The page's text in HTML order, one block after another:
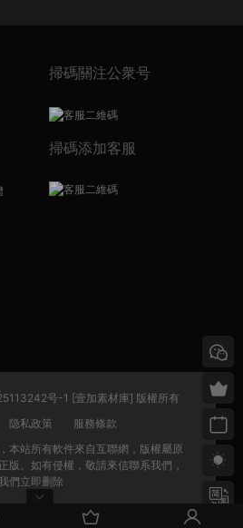
掃碼關注公衆号
掃碼添加客服
号-1 [壹加素材庫] 版權所有
隐私政策
服務條款
本站所有軟件來自互聯網，版權屬原
版。如有侵權，敬請來信聯系我們，
們立即删除